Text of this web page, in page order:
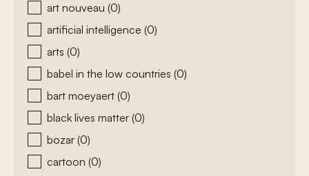
art nouveau (0)
artificial intelligence (0)
arts (0)
babel in the low countries (0)
bart moeyaert (0)
black lives matter (0)
bozar (0)
cartoon (0)